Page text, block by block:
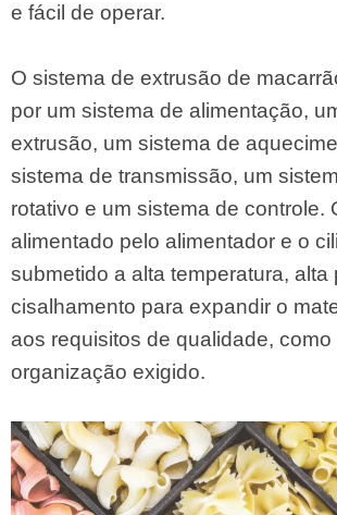
e fácil de operar.
O sistema de extrusão de
por um sistema de alimentação,
extrusão, um sistema de
sistema de transmissão, um
rotativo e um sistema de controle.
alimentado pelo alimentador e o
submetido a alta temperatura, alta
cisalhamento para expandir o
aos requisitos de qualidade,
organização exigido.